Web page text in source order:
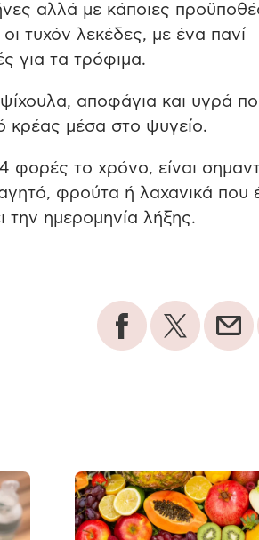
αλλά με κάποιες
τυχόν λεκέδες, με ένα πανί
για τα τρόφιμα.
αποφάγια και υγρά
κρέας μέσα στο ψυγείο.
φορές το χρόνο, είναι
φρούτα ή λαχανικά που
την ημερομηνία λήξης.